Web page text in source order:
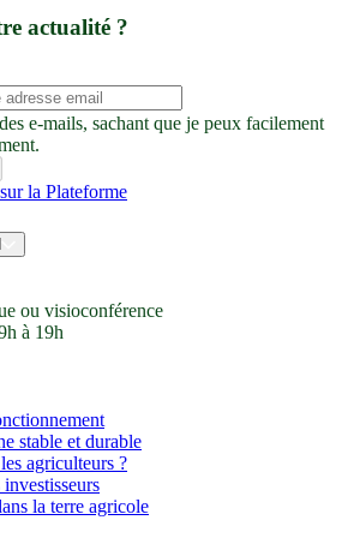
actualité ?
e-mails, sachant que je peux facilement
la Plateforme
ou visioconférence
à 19h
stable et durable
agriculteurs ?
la terre agricole